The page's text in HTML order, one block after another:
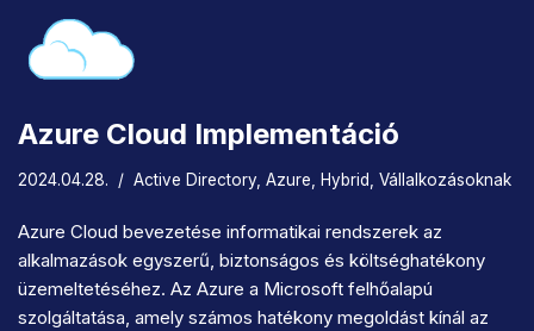
Azure Cloud Implementáció
2024.04.28. Active Directory Azure Hybrid Vállalkozásoknak
Azure Cloud bevezetése informatikai rendszerek az
alkalmazások egyszerű, biztonságos és költséghatékony
üzemeltetéséhez. Az Azure a Microsoft felhőalapú
szolgáltatása, amely számos hatékony megoldást kínál az